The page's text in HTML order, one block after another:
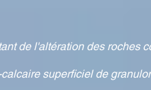
de l'altération des roches
superficiel de